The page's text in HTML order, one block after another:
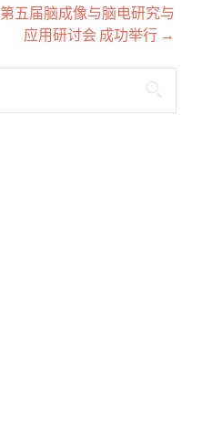
第五届脑成像与脑电研究与
应用研讨会 成功举行 →